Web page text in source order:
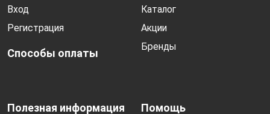
Вход
Регистрация
Способы оплаты
Каталог
Акции
Бренды
Полезная информация Помощь